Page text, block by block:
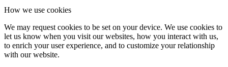
Naše priestory
KONTAKT
How we use cookies
We may request cookies to be set on your device. We use cookies to
let us know when you visit our websites, how you interact with us,
to enrich your user experience, and to customize your relationship
with our website.